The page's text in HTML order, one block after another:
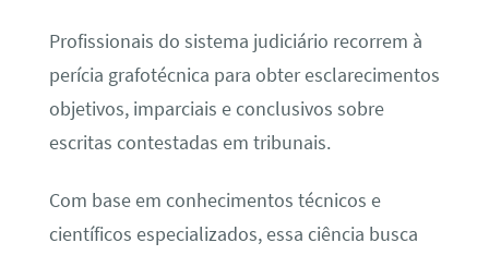
Profissionais do sistema judiciário recorrem à
perícia grafotécnica para obter esclarecimentos
objetivos, imparciais e conclusivos sobre
escritas contestadas em tribunais.
Com base em conhecimentos técnicos e
científicos especializados, essa ciência busca